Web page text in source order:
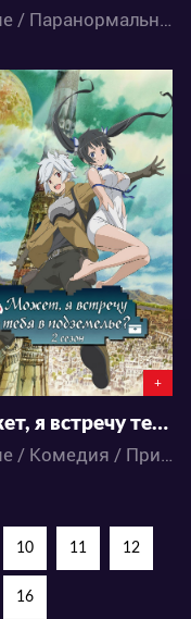
Аниме / Паранормальное / Пародия / Экшен / Комедия / Фантастика
119468
105 177
+
Может, я встречу тебя в подземелье? 2 сезон
Аниме / Комедия / Приключения / Романтика / Фэнтези / Экшен / Этти
10 11 12
16